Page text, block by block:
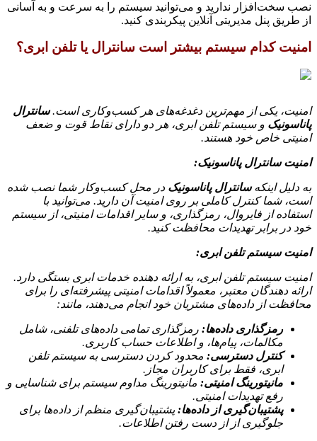
نصب سخت‌افزار ندارید و می‌توانید سیستم را به سرعت و به آسانی
از طریق پنل مدیریتی آنلاین پیکربندی کنید.
امنیت کدام سیستم بیشتر است سانترال یا تلفن ابری؟
امنیت، یکی از مهم‌ترین دغدغه‌های هر کسب‌وکاری است.سانترال
پاناسونیک و سیستم تلفن ابری، هر دو دارای نقاط قوت و ضعف
امنیتی خاص خود هستند.
امنیت سانترال پاناسونیک:
به دلیل اینکهسانترال پاناسونیک در محل کسب‌وکار شما نصب شده
است، شما کنترل کاملی بر روی امنیت آن دارید. می‌توانید با
استفاده از فایروال، رمزگذاری، و سایر اقدامات امنیتی، از سیستم
خود در برابر تهدیدات محافظت کنید.
امنیت سیستم تلفن ابری:
امنیت سیستم تلفن ابری، به ارائه دهنده خدمات ابری بستگی دارد.
ارائه دهندگان معتبر، معمولاً اقدامات امنیتی پیشرفته‌ای را برای
محافظت از داده‌های مشتریان خود انجام می‌دهند، مانند:
رمزگذاری داده‌ها: رمزگذاری تمامی داده‌های تلفنی، شامل
مکالمات، پیام‌ها، و اطلاعات حساب کاربری.
کنترل دسترسی: محدود کردن دسترسی به سیستم تلفن
ابری، فقط برای کاربران مجاز.
مانیتورینگ امنیتی: مانیتورینگ مداوم سیستم برای شناسایی و
رفع تهدیدات امنیتی.
پشتیبان‌گیری از داده‌ها:پشتیبان‌گیری منظم از داده‌ها برای
جلوگیری از از دست رفتن اطلاعات.